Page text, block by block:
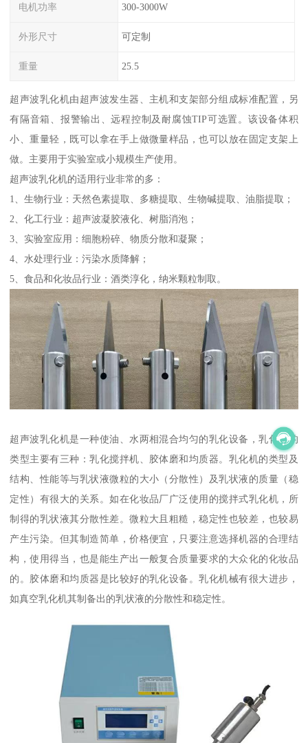
电机功率 300-3000W
外形尺寸 可定制
重量 25.5
超声波乳化机由超声波发生器、主机和支架部分组成标准配置，另
有隔音箱、报警输出、远程控制及耐腐蚀TIP可选置。该设备体积
小、重量轻，既可以拿在手上做微量样品，也可以放在固定支架上
做。主要用于实验室或小规模生产使用。
超声波乳化机的适用行业非常的多：
1、生物行业：天然色素提取、多糖提取、生物碱提取、油脂提取；
2、化工行业：超声波凝胶液化、树脂消泡；
3、实验室应用：细胞粉碎、物质分散和凝聚；
4、水处理行业：污染水质降解；
5、食品和化妆品行业：酒类淳化，纳米颗粒制取。
超声波乳化机是一种使油、水两相混合均匀的乳化设备，乳化机的
类型主要有三种：乳化搅拌机、胶体磨和均质器。乳化机的类型及
结构、性能等与乳状液微粒的大小（分散性）及乳状液的质量（稳
定性）有很大的关系。如在化妆品厂广泛使用的搅拌式乳化机，所
制得的乳状液其分散性差。微粒大且粗糙，稳定性也较差，也较易
产生污染。但其制造简单，价格便宜，只要注意选择机器的合理结
构，使用得当，也是能生产出一般复合质量要求的大众化的化妆品
的。胶体磨和均质器是比较好的乳化设备。乳化机械有很大进步，
如真空乳化机其制备出的乳状液的分散性和稳定性。